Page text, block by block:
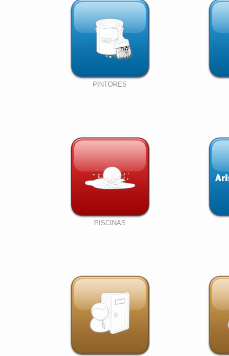
PINTORES
PISCINAS